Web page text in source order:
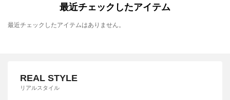
最近チェックしたアイテム
最近チェックしたアイテムはありません。
REAL STYLE
リアルスタイル